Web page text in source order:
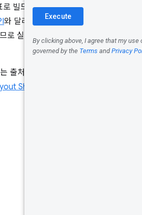
빌드되었습니다. CrUX API는
와 달리 필드사용자 환경 데이터
로 실시간 감사 애플리케이션에
출처 및 URL 수준에서
Shift